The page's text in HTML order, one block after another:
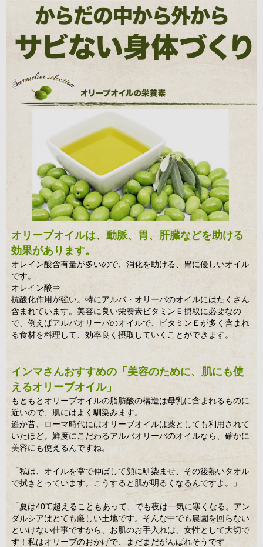
オリーブオイルは、動脈、胃、肝臓などを助ける
効果があります。
オレイン酸含有量が多いので、消化を助ける、胃に優しいオイル
です。
オレイン酸⇒
抗酸化作用が強い。特にアルバ・オリーバのオイルにはたくさん
含まれています。美容に良い栄養素ビタミンＥ摂取に必要なの
で、例えばアルバオリーバのオイルで、ビタミンＥが多く含まれ
る食材を料理して、効率良く摂取していくことができます。
インマさんおすすめの「美容のために、肌にも使
えるオリーブオイル」
もともとオリーブオイルの脂肪酸の構造は母乳に含まれるものに
近いので、肌にはよく馴染みます。
遥か昔、ローマ時代にはオリーブオイルは薬としても利用されて
いたほど。鮮度にこだわるアルバオリーバのオイルなら、確かに
美容にも使えるんですね。
「私は、オイルを掌で伸ばして顔に馴染ませ、その後熱いタオル
で拭きとっています。こうすると肌が明るくなるんですよ。」
「夏は40℃超えることもあって、でも夜は一気に寒くなる。アン
ダルシアはとても厳しい土地です。そんな中でも農園を回らない
といけない仕事ですから、お肌のお手入れは、女性として大切で
す！私はオリーブのおかげで、まだまだがんばれそうです